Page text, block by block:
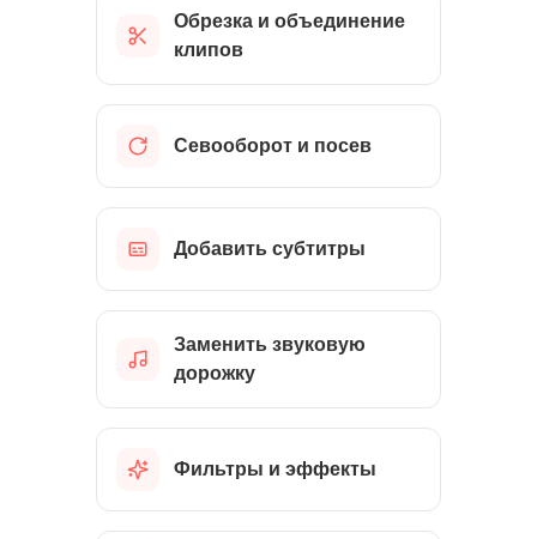
Обрезка и объединение
клипов
Севооборот и посев
Добавить субтитры
Заменить звуковую
дорожку
Фильтры и эффекты